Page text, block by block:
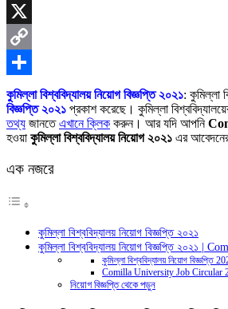
Skype
X
Copy
Link
Share
কুমিল্লা বিশ্ববিদ্যালয় নিয়োগ বিজ্ঞপ্তি ২০২১: কুমিল্লা
বিজ্ঞপ্তি ২০২১ প্রকাশ করেছে। কুমিল্লা
তথ্য জানতেএখানে ক্লিক করুন। আর যদি আপনি
হওয়া কুমিল্লা বিশ্ববিদ্যালয় নিয়োগ ২০২১ এর
এক নজরে
কুমিল্লা বিশ্ববিদ্যালয় নিয়োগ বিজ্ঞপ্তি ২০২১
কুমিল্লা বিশ্ববিদ্যালয় নিয়োগ বিজ্ঞপ্তি ২০২১
কুমিল্লা বিশ্ববিদ্যালয় নিয়োগ বিজ্ঞপ্তি
Comilla University Job Circular
নিয়োগ বিজ্ঞপ্তি থেকে পড়ুন